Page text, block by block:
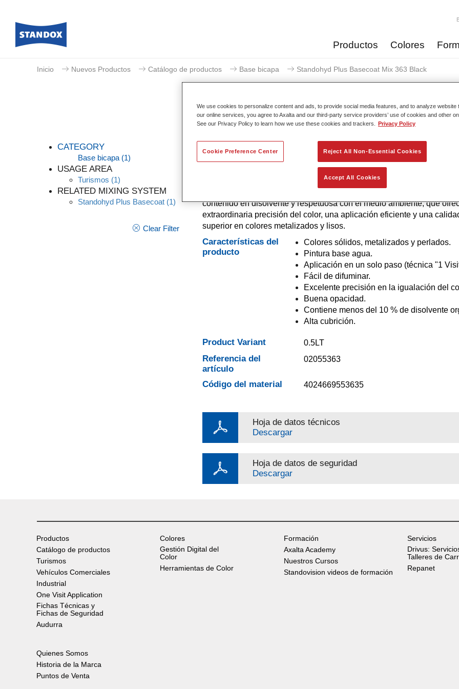
Productos Colores
Inicio Nuevos Productos Catálogo de productos Base bicapa Standohyd Plus Basecoat Mix 363 Black
CATEGORY
Base bicapa (1)
USAGE AREA
Turismos (1)
RELATED MIXING SYSTEM
Standohyd Plus Basecoat (1)
Clear Filter
Standohyd Plus
Standohyd Plus es uno de los sistemas de base bicapa más eficientes,
contenido en disolvente y respetuosa con el medio ambiente, que
extraordinaria precisión del color, una aplicación eficiente y una
superior en colores metalizados y lisos.
Características del
producto
Colores sólidos, metalizados y perlados.
Pintura base agua.
Aplicación en un solo paso (técnica "1
Fácil de difuminar.
Excelente precisión en la igualación del
Buena opacidad.
Contiene menos del 10 % de disolvente
Alta cubrición.
Product Variant 0.5LT
Referencia del
artículo
02055363
Código del material 4024669553635
Hoja de datos técnicos
Descargar
Hoja de datos de seguridad
Descargar
Productos
Catálogo de productos
Turismos
Vehículos Comerciales
Industrial
One Visit Application
Fichas Técnicas y
Fichas de Seguridad
Audurra
Colores
Gestión Digital del
Color
Herramientas de Color
Formación
Axalta Academy
Nuestros Cursos
Standovision videos de formación
Servicios
Drivus:
Talleres de
Repanet
Quienes Somos
Historia de la Marca
Puntos de Venta
We use cookies to personalize content and ads, to provide social media features, and to analyze website
our online services, you agree to Axalta and our third-party service providers’ use of cookies and other
See our Privacy Policy to learn how we use these cookies and trackers.
Privacy Policy
Reject All Non-Essential Cookies
Accept All Cookies
Cookie Preference Center